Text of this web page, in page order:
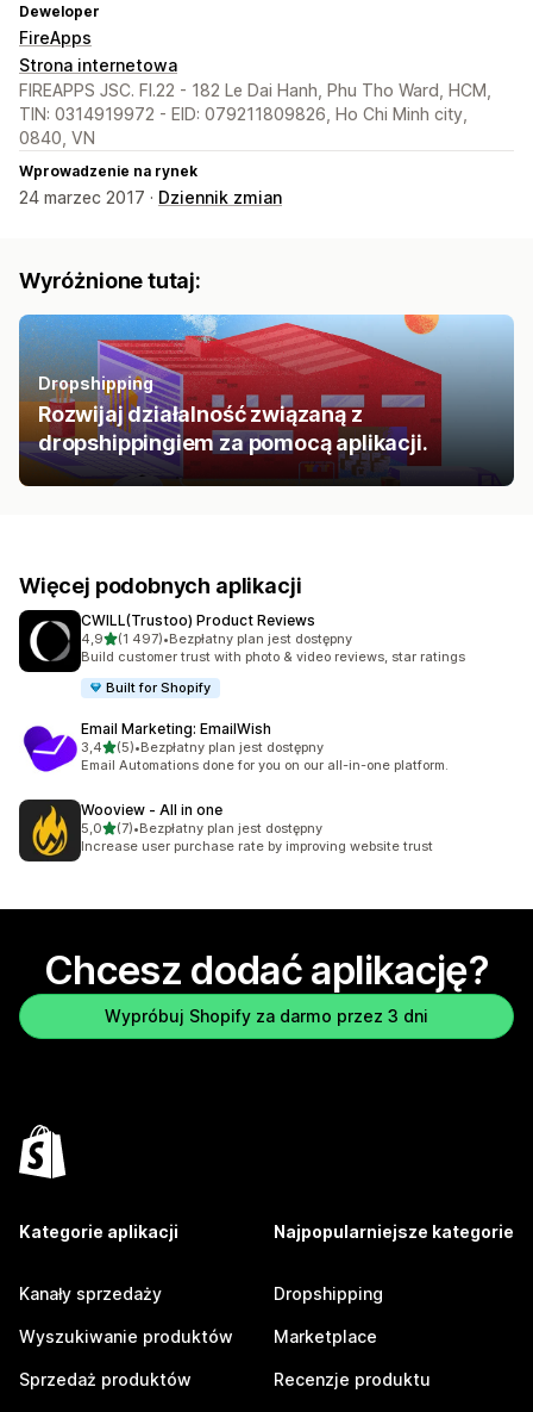
Deweloper
FireApps
Strona internetowa
FIREAPPS JSC. Fl.22 - 182 Le Dai Hanh, Phu Tho Ward, HCM,
TIN: 0314919972 - EID: 079211809826, Ho Chi Minh city,
0840, VN
Wprowadzenie na rynek
24 marzec 2017 · Dziennik zmian
Wyróżnione tutaj:
Dropshipping
Rozwijaj działalność związaną z
dropshippingiem za pomocą aplikacji.
Więcej podobnych aplikacji
CWILL(Trustoo) Product Reviews
4,9na 5 gwiazdek
(1 497)
Łączna liczba recenzji: 1497
•Bezpłatny plan jest dostępny
Build customer trust with photo & video reviews, star ratings
Built for Shopify
Email Marketing: EmailWish
3,4na 5 gwiazdek
(5)
Łączna liczba recenzji: 5
•Bezpłatny plan jest dostępny
Email Automations done for you on our all-in-one platform.
Wooview ‑ All in one
5,0na 5 gwiazdek
(7)
Łączna liczba recenzji: 7
•Bezpłatny plan jest dostępny
Increase user purchase rate by improving website trust
Chcesz dodać aplikację?
Wypróbuj Shopify za darmo przez 3 dni
Kategorie aplikacji
Kanały sprzedaży
Wyszukiwanie produktów
Sprzedaż produktów
Najpopularniejsze kategorie
Dropshipping
Marketplace
Recenzje produktu